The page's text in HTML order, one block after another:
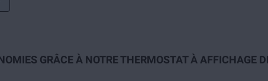
GRÂCE À NOTRE THERMOSTAT À AFFICHAGE